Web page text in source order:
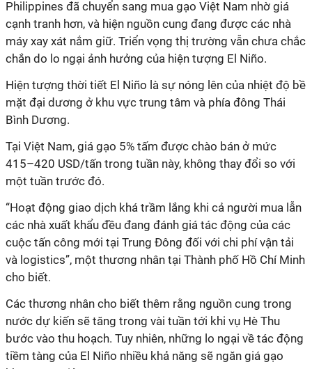
Philippines đã chuyển sang mua gạo Việt Nam nhờ giá
cạnh tranh hơn, và hiện nguồn cung đang được các nhà
máy xay xát nắm giữ. Triển vọng thị trường vẫn chưa chắc
chắn do lo ngại ảnh hưởng của hiện tượng El Niño.
Hiện tượng thời tiết El Niño là sự nóng lên của nhiệt độ bề
mặt đại dương ở khu vực trung tâm và phía đông Thái
Bình Dương.
Tại Việt Nam, giá gạo 5% tấm được chào bán ở mức
415–420 USD/tấn trong tuần này, không thay đổi so với
một tuần trước đó.
“Hoạt động giao dịch khá trầm lắng khi cả người mua lẫn
các nhà xuất khẩu đều đang đánh giá tác động của các
cuộc tấn công mới tại Trung Đông đối với chi phí vận tải
và logistics”, một thương nhân tại Thành phố Hồ Chí Minh
cho biết.
Các thương nhân cho biết thêm rằng nguồn cung trong
nước dự kiến sẽ tăng trong vài tuần tới khi vụ Hè Thu
bước vào thu hoạch. Tuy nhiên, những lo ngại về tác động
tiềm tàng của El Niño nhiều khả năng sẽ ngăn giá gạo